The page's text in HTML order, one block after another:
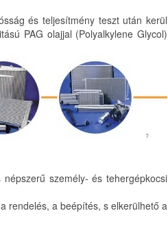
és teljesítmény teszt után kerül
PAG olajjal (Polyalkylene Glycol)
személy- és tehergépkocsi
rendelés, a beépítés, s elkerülhető a